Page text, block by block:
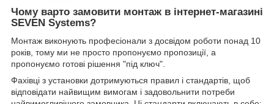
Чому варто замовити монтаж в інтернет-магазині
SEVEN Systems?
Монтаж виконують професіонали з досвідом роботи понад 10
років, тому ми не просто пропонуємо пропозиції, а
пропонуємо готові рішення "під ключ".
Фахівці з установки дотримуються правил і стандартів, щоб
відповідати найвищим вимогам і задовольнити потреби